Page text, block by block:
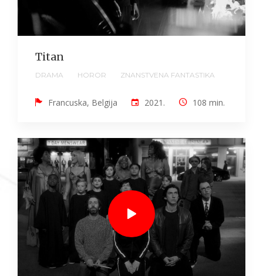
Titan
DRAMA HOROR ZNANSTVENA FANTASTIKA
Francuska, Belgija 2021. 108 min.